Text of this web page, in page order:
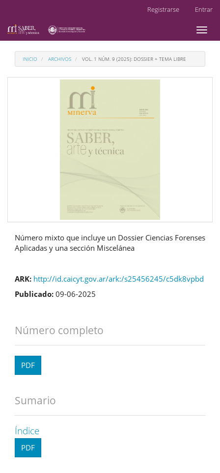
Contenido
principal
lateral
Registrarse Entrar
Toggle
INICIO ARCHIVOS VOL. 1 NÚM. 9 (2025): DOSSIER + TEMA LIBRE
Número mixto que incluye un Dossier Ciencias Forenses
Aplicadas y una sección Miscelánea
ARK: http://id.caicyt.gov.ar/ark:/s25456245/c5dk8vpbd
Publicado: 09-06-2025
Número completo
PDF
Sumario
Índice
PDF